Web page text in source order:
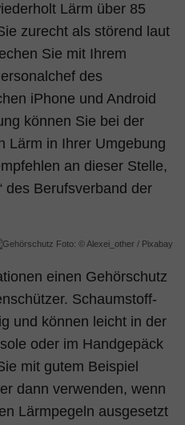
Lärm über 85
zurecht als störend laut
Sie mit Ihrem
des
iPhone und Android
können Sie bei der
Lärm in Ihrer Umgebung
an dieser Stelle,
des Berufsverband der
Foto: © Alexei_other / Pixabay
einen Gehörschutz
Schaumstoff-
und können leicht in der
oder im Handgepäck
mit gutem Beispiel
dann verwenden, wenn
Lärmpegeln ausgesetzt